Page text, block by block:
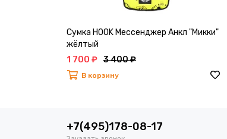
Сумка HOOK Мессенджер Анкл "Микки"
жёлтый
1 700 ₽ 3 400 ₽
В корзину
+7(495)178-08-17